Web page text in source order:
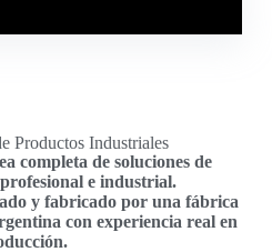
Productos Industriales
completa de soluciones de
e industrial.
y fabricado por una fábrica
con experiencia real en